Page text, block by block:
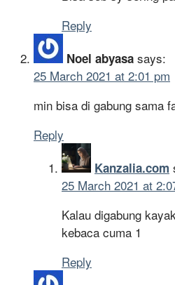
Reply
Noel abyasa says:
25 March 2021 at 2:01 pm
min bisa di gabung sama
Reply
Kanzalia.com
25 March 2021 at
Kalau digabung
kebaca cuma 1
Reply